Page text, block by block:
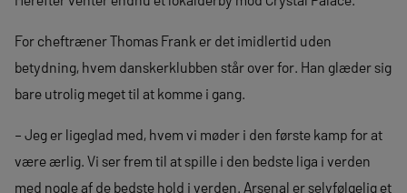
For cheftræner Thomas Frank er det imidlertid uden
betydning, hvem danskerklubben står over for. Han glæder sig
bare utrolig meget til at komme i gang.
– Jeg er ligeglad med, hvem vi møder i den første kamp for at
være ærlig. Vi ser frem til at spille i den bedste liga i verden
med nogle af de bedste hold i verden. Arsenal er selvfølgelig et